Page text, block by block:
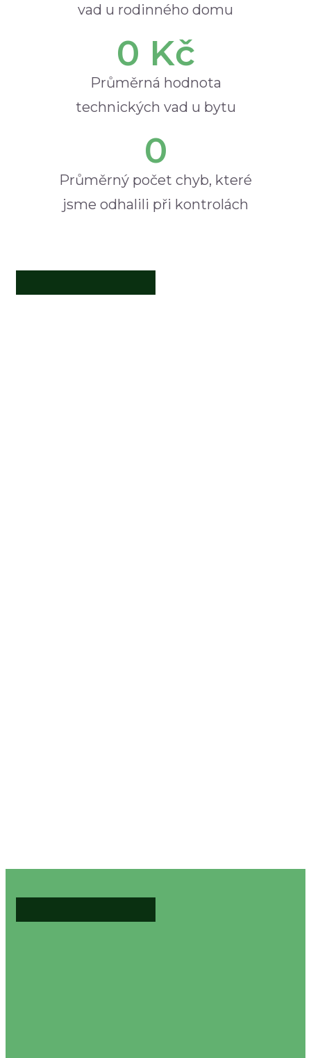
vad u rodinného domu
0 Kč
Průměrná hodnota
technických vad u bytu
0
Průměrný počet chyb, které
jsme odhalili při kontrolách